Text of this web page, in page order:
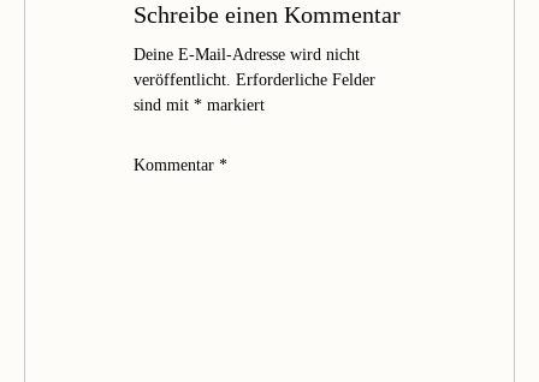
Schreibe einen Kommentar
Deine E-Mail-Adresse wird nicht
veröffentlicht. Erforderliche Felder
sind mit * markiert
Kommentar *